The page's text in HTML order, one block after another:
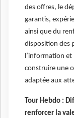
des offres, le
garantis,
ainsi que du
disposition des
l’information et
construire une
adaptée aux
Tour Hebdo :
renforcer la